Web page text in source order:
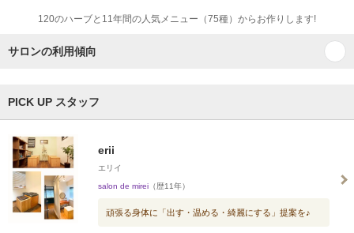
120のハーブと11年間の人気メニュー（75種）からお作りします!
サロンの利用傾向
PICK UP スタッフ
erii
エリイ
salon de mirei （歴11年）
頑張る身体に「出す・温める・綺麗にする」提案を♪